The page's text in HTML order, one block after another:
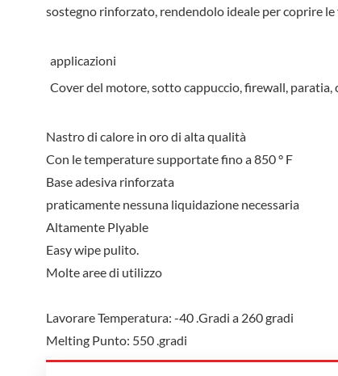
sostegno rinforzato, rendendolo ideale per coprire
applicazioni
Cover del motore, sotto cappuccio, firewall, paratia,
Nastro di calore in oro di alta qualità
Con le temperature supportate fino a 850 ° F
Base adesiva rinforzata
praticamente nessuna liquidazione necessaria
Altamente Plyable
Easy wipe pulito.
Molte aree di utilizzo
Lavorare Temperatura: -40 .Gradi a 260 gradi
Melting Punto: 550 .gradi